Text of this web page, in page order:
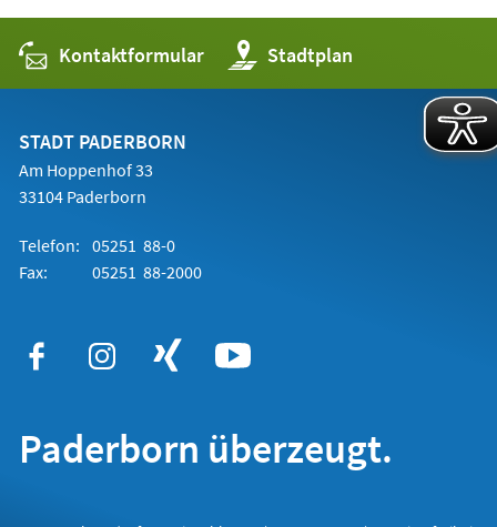
Kontaktformular Stadtplan
(Öffnet
in
einem
STADT PADERBORN
Am Hoppenhof 33
33104 Paderborn
Telefon: 05251 88-0
Fax:
05251 88-2000
Paderborn überzeugt.